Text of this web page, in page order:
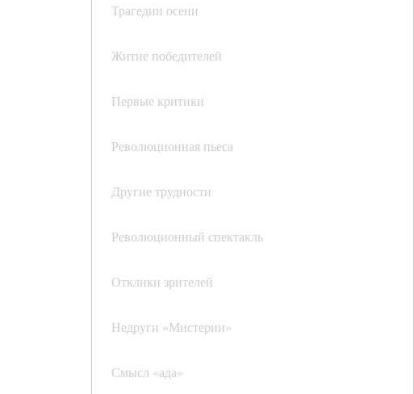
Трагедии осени
Житие победителей
Первые критики
Революционная пьеса
Другие трудности
Революционный спектакль
Отклики зрителей
Недруги «Мистерии»
Смысл «ада»